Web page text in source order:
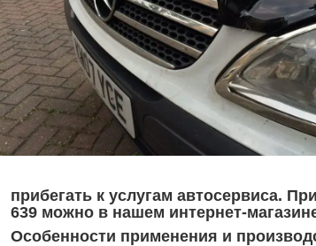
прибегать к услугам автосервиса.
639 можно в нашем интернет-
Особенности применения и